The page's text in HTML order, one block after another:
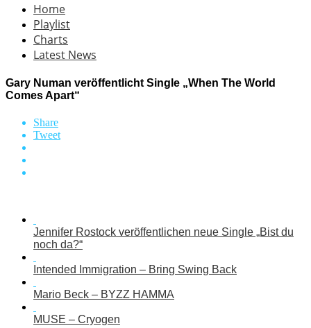
Home
Playlist
Charts
Latest News
Gary Numan veröffentlicht Single „When The World
Comes Apart“
Share
Tweet
Jennifer Rostock veröffentlichen neue Single „Bist du
noch da?“
Intended Immigration – Bring Swing Back
Mario Beck – BYZZ HAMMA
MUSE – Cryogen